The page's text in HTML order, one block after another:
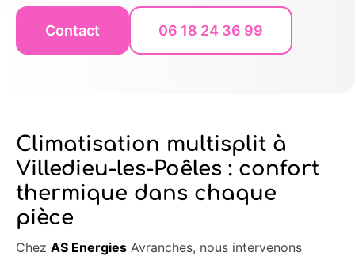
Contact 06 18 24 36 99
Climatisation multisplit à
Villedieu-les-Poêles : confort
thermique dans chaque
pièce
Chez AS Energies Avranches, nous intervenons